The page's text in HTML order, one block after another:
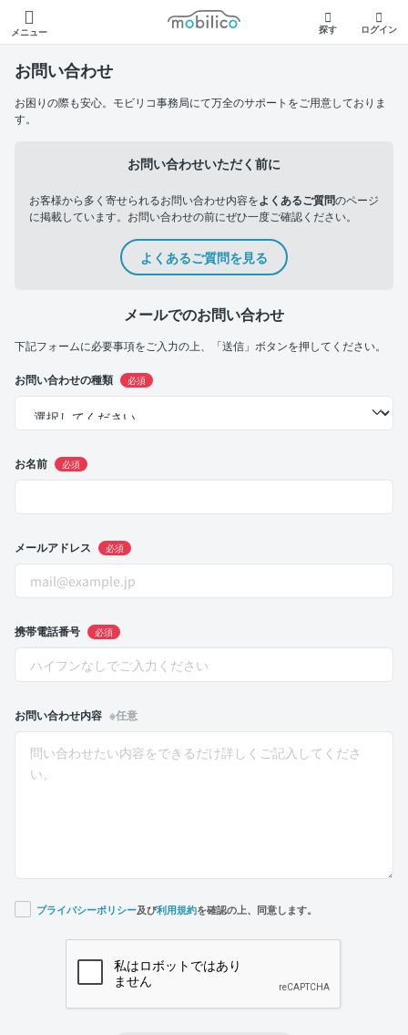
メニュー
モビリコ
探す ログイン
お問い合わせ
お困りの際も安心。モビリコ事務局にて万全のサポートをご用意しておりま
す。
お問い合わせいただく前に
お客様から多く寄せられるお問い合わせ内容をよくあるご質問のページ
に掲載しています。お問い合わせの前にぜひ一度ご確認ください。
よくあるご質問を見る
メールでのお問い合わせ
下記フォームに必要事項をご入力の上、「送信」ボタンを押してください。
お問い合わせの種類 必須
お名前 必須
メールアドレス 必須
携帯電話番号 必須
お問い合わせ内容 ※任意
プライバシーポリシー及び利用規約を確認の上、同意します。